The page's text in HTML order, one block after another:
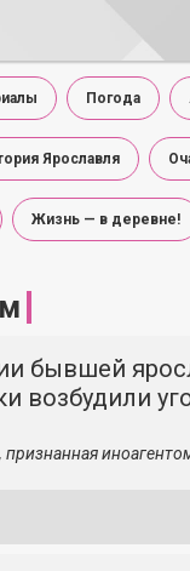
Погода
Ярославля
Жизнь — в деревне!
бывшей
возбудили